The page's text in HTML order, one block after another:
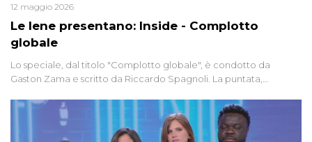
Le Iene presentano: Inside - Complotto
globale
12 maggio 2026
Lo speciale, dal titolo "Complotto globale", è condotto da
Gaston Zama e scritto da Riccardo Spagnoli. La puntata,
racconta l'universo delle narrazioni alternative, dei sospetti
globali e del complottismo che negli ultimi anni hanno invaso
social network, talk show, piazze digitali e immaginario collettivo.